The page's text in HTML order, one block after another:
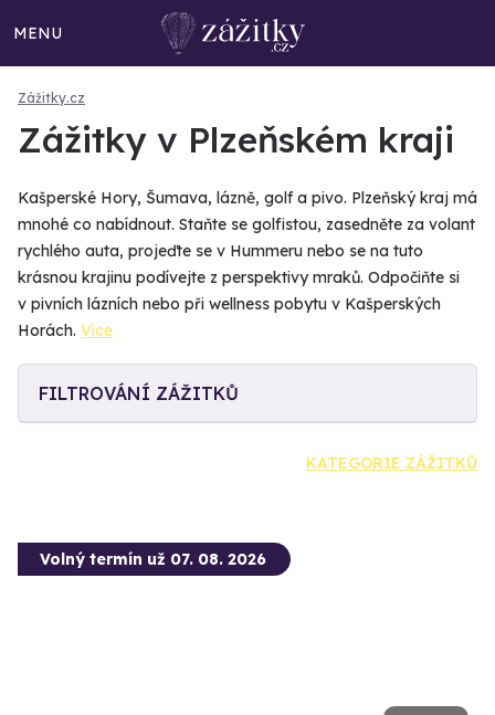
MENU
Zážitky.cz
Zážitky v Plzeňském kraji
Kašperské Hory, Šumava, lázně, golf a pivo. Plzeňský kraj má
mnohé co nabídnout. Staňte se golfistou, zasedněte za volant
rychlého auta, projeďte se v Hummeru nebo se na tuto
krásnou krajinu podívejte z perspektivy mraků. Odpočiňte si
v pivních lázních nebo při wellness pobytu v Kašperských
Horách. Více
FILTROVÁNÍ ZÁŽITKŮ
KATEGORIE ZÁŽITKŮ
Volný termín už 07. 08. 2026